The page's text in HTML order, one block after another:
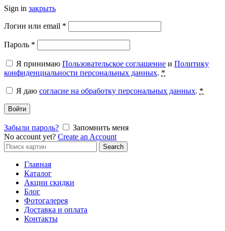
Sign in закрыть
Логин или email *
Пароль *
Я принимаю Пользовательское соглашение и Политику
конфиденциальности персональных данных. *
Я даю согласие на обработку персональных данных. *
Войти
Забыли пароль?
Запомнить меня
No account yet? Create an Account
Search
for:
Search
Главная
Каталог
Акции скидки
Блог
Фотогалерея
Доставка и оплата
Контакты